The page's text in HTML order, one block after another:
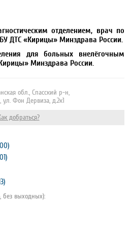
отделением, врач по
ДТС «Кирицы» Минздрава России.
для больных внелёгочным
Минздрава России.
обл., Спасский р-н,
Фон Дервиза, д.2к1
добраться?
без выходных):